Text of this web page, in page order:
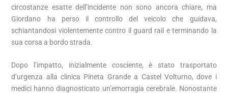
circostanze esatte dell’incidente non sono ancora chiare, ma
Giordano ha perso il controllo del veicolo che guidava,
schiantandosi violentemente contro il guard rail e terminando la
sua corsa a bordo strada.
Dopo l’impatto, inizialmente cosciente, è stato trasportato
d’urgenza alla clinica Pineta Grande a Castel Volturno, dove i
medici hanno diagnosticato un’emorragia cerebrale. Nonostante